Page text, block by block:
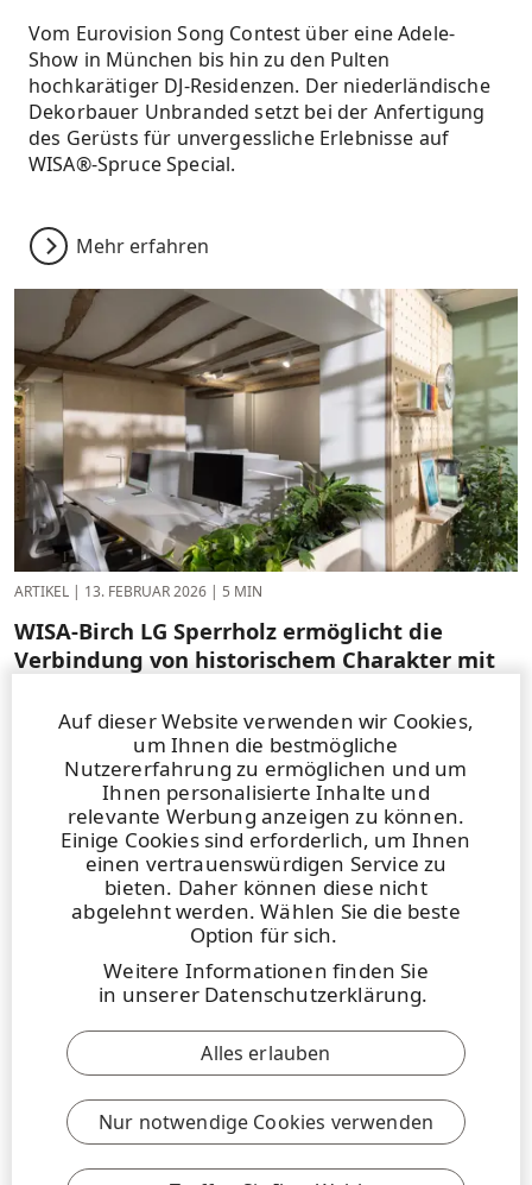
Vom Eurovision Song Contest über eine Adele-
Show in München bis hin zu den Pulten
hochkarätiger DJ-Residenzen. Der niederländische
Dekorbauer Unbranded setzt bei der Anfertigung
des Gerüsts für unvergessliche Erlebnisse auf
WISA®-Spruce Special.
Mehr erfahren
ARTIKEL | 13. FEBRUAR 2026 | 5 MIN
WISA-Birch LG Sperrholz ermöglicht die
Verbindung von historischem Charakter mit
Materialien, die das historische Erbe eines Gebäudes
aus dem 16. Jahrhundert respektieren und gleichzeitig
den Anforderungen des 21. Jahrhunderts
entsprechen, sind nicht einfach zu finden. Im
Coworking-Space Southspace in Dorking
(Großbritannien), wurde mit WISA®‑Birch LG...
Mehr erfahren
Auf dieser Website verwenden wir Cookies,
um Ihnen die bestmögliche
Nutzererfahrung zu ermöglichen und um
Ihnen personalisierte Inhalte und
relevante Werbung anzeigen zu können.
Einige Cookies sind erforderlich, um Ihnen
einen vertrauenswürdigen Service zu
bieten. Daher können diese nicht
abgelehnt werden. Wählen Sie die beste
Option für sich.
Weitere Informationen finden Sie
in unserer Datenschutzerklärung.
Alles erlauben
Nur notwendige Cookies verwenden